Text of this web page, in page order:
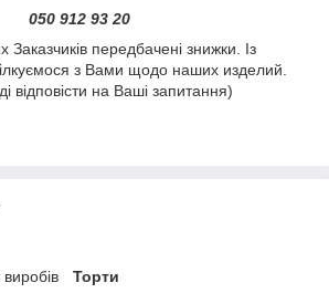
050 912 93 20
Заказчиків передбачені знижки. Із
з Вами щодо наших изделий.
відповісти на Ваші запитання)
Торти